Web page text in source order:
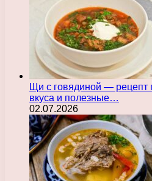
Щи с говядиной — рецепт
вкуса и полезные…
02.07.2026